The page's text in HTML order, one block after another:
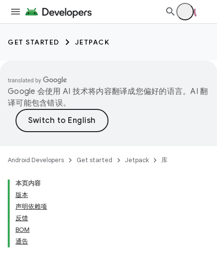
GET STARTED JETPACK
Google 会使用 AI 技术将内容翻译成您偏好的语言。AI 翻
译可能包含错误。
Android Developers Get started Jetpack 库
本页内容
版本
声明依赖项
反馈
BOM
通告